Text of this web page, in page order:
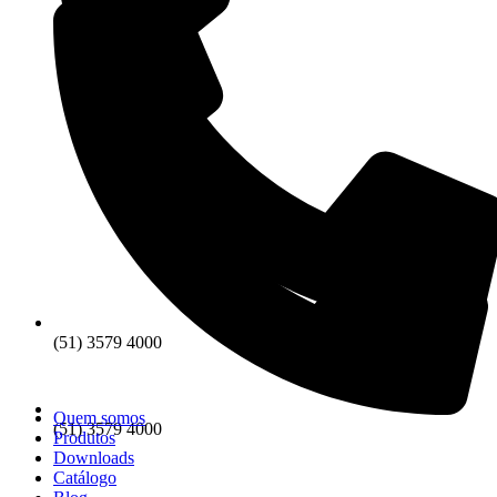
(51) 3579 4000
(51) 3579 4000
Quem somos
Produtos
Downloads
Catálogo